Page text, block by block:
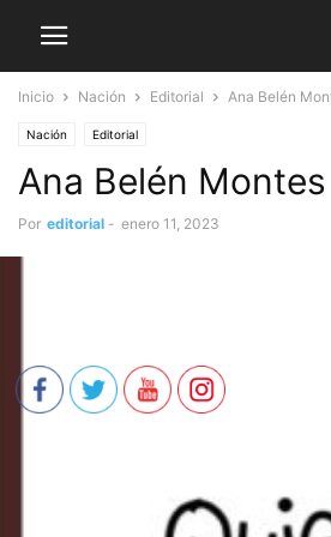
Inicio Nación Editorial Ana Belén
Nación Editorial
Ana Belén
Por editorial - enero 11, 2023